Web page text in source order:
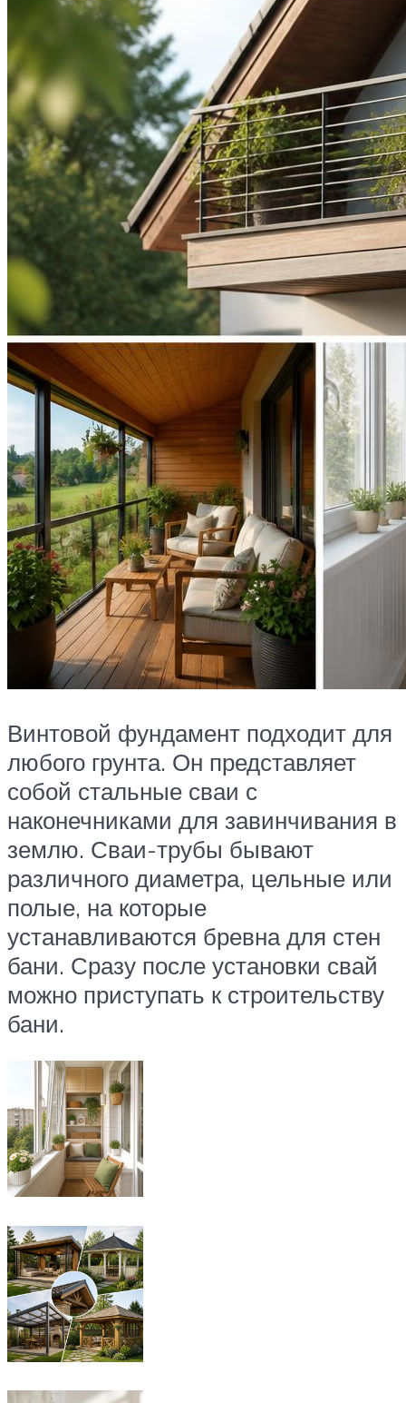
Винтовой фундамент подходит для
любого грунта. Он представляет
собой стальные сваи с
наконечниками для завинчивания в
землю. Сваи-трубы бывают
различного диаметра, цельные или
полые, на которые
устанавливаются бревна для стен
бани. Сразу после установки свай
можно приступать к строительству
бани.